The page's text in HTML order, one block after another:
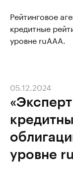
Рейтинговое
кредитные
уровне ruAAA.
уровне
05.12.2024